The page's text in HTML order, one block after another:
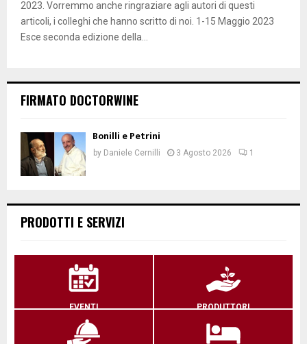
2023. Vorremmo anche ringraziare agli autori di questi
articoli, i colleghi che hanno scritto di noi. 1-15 Maggio 2023
Esce seconda edizione della...
FIRMATO DOCTORWINE
Bonilli e Petrini
by Daniele Cernilli 3 Agosto 2026 1
PRODOTTI E SERVIZI
EVENTI PRODUTTORI